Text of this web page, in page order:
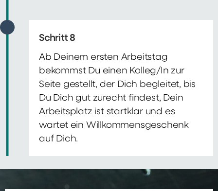
Schritt 8
Ab Deinem ersten Arbeitstag
bekommst Du einen Kolleg/In zur
Seite gestellt, der Dich begleitet, bis
Du Dich gut zurecht findest, Dein
Arbeitsplatz ist startklar und es
wartet ein Willkommensgeschenk
auf Dich.